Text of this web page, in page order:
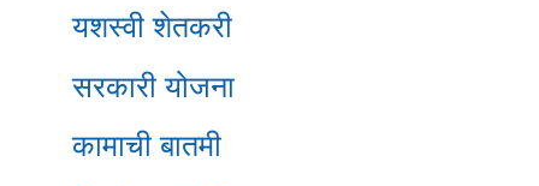
यशस्वी शेतकरी
सरकारी योजना
कामाची बातमी